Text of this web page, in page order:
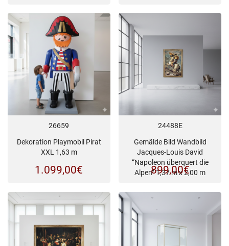
26659
Dekoration Playmobil Pirat
XXL 1,63 m
1.099,00€
24488E
Gemälde Bild Wandbild
Jacques-Louis David
“Napoleon überquert die
Alpen” 1,37 m x 2,00 m
899,00€